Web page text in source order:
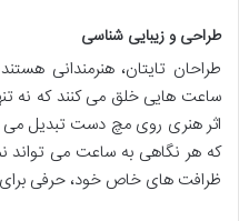
طراحی و زیبایی شناسی
طراحان تایتان، هنرمندانی
ساعت هایی خلق می کنند که نه
اثر هنری روی مچ دست تبدیل می
که هر نگاهی به ساعت می تواند
ظرافت های خاص خود، حرفی برای